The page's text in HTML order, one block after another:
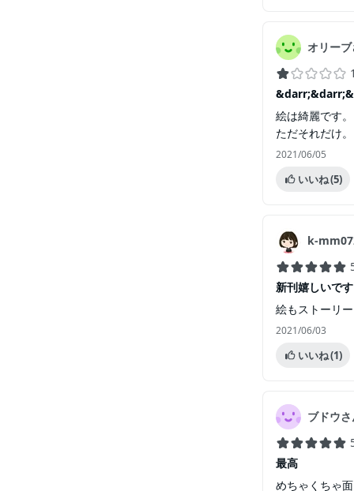
オリー
絵は綺麗です。
ただそれだけ。
2021/06/05
いいね(5)
k-
新刊嬉しいです
絵もストーリ
2021/06/03
いいね(1)
ブドウ
最高
めちゃくちゃ